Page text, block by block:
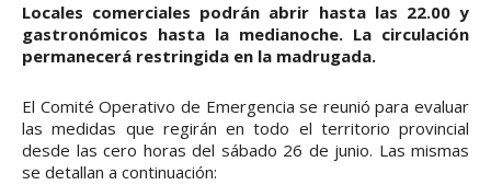
Locales comerciales podrán abrir hasta las 22.00 y
gastronómicos hasta la medianoche. La circulación
permanecerá restringida en la madrugada.
El Comité Operativo de Emergencia se reunió para evaluar
las medidas que regirán en todo el territorio provincial
desde las cero horas del sábado 26 de junio. Las mismas
se detallan a continuación: